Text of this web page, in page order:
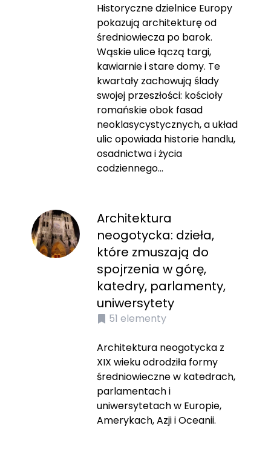
Historyczne dzielnice Europy
pokazują architekturę od
średniowiecza po barok.
Wąskie ulice łączą targi,
kawiarnie i stare domy. Te
kwartały zachowują ślady
swojej przeszłości: kościoły
romańskie obok fasad
neoklasycystycznych, a układ
ulic opowiada historie handlu,
osadnictwa i życia
codziennego...
Architektura
neogotycka: dzieła,
które zmuszają do
spojrzenia w górę,
katedry, parlamenty,
uniwersytety
51 elementy
Architektura neogotycka z
XIX wieku odrodziła formy
średniowieczne w katedrach,
parlamentach i
uniwersytetach w Europie,
Amerykach, Azji i Oceanii.